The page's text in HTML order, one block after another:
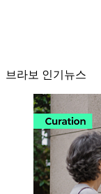
브라보 인기뉴스